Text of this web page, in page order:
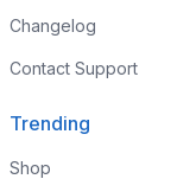
Changelog
Contact Support
Trending
Shop